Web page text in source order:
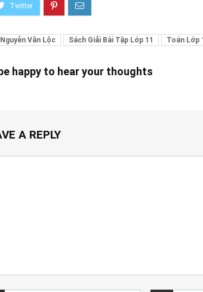
Nguyễn Văn Lộc Sách Giải Bài Tập Lớp 11 Toán Lớp
happy to hear your thoughts
A REPLY